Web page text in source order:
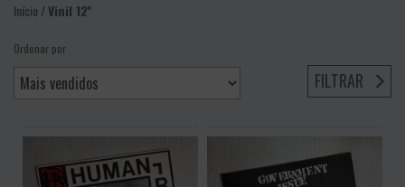
Início /Vinil 12''
Ordenar por
FILTRAR